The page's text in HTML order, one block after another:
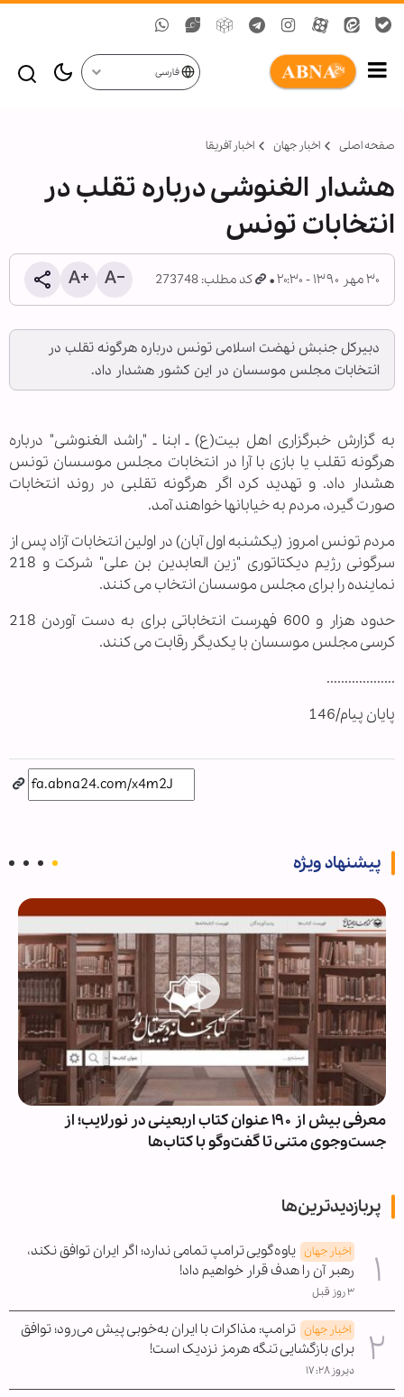
فارسی
صفحه اصلی اخبار جهان اخبار آفریقا
هشدار الغنوشی درباره تقلب در
انتخابات تونس
۳۰ مهر ۱۳۹۰ - ۲۰:۳۰ کد مطلب: 273748
دبیرکل جنبش نهضت اسلامی تونس درباره هرگونه تقلب در
انتخابات مجلس موسسان در این کشور هشدار داد.
به گزارش خبرگزاری اهل بیت(ع) ـ ابنا ـ "راشد الغنوشی" درباره
هرگونه تقلب یا بازی با آرا در انتخابات مجلس موسسان تونس
هشدار داد. و تهدید کرد اگر هرگونه تقلبی در روند انتخابات
صورت گیرد، مردم به خیابانها خواهند آمد.
مردم تونس امروز (یکشنبه اول آبان) در اولین انتخابات آزاد پس از
سرگونی رژیم دیکتاتوری "زین العابدین بن علی" شرکت و 218
نماینده را برای مجلس موسسان انتخاب می کنند.
حدود هزار و 600 فهرست انتخاباتی برای به دست آوردن 218
کرسی مجلس موسسان با یکدیگر رقابت می کنند.
...................
پایان پیام/146
پیشنهاد ویژه
معرفی بیش از ۱۹۰ عنوان کتاب اربعینی در نورلایب؛ از
جست‌وجوی متنی تا گفت‌وگو با کتاب‌ها
پربازدیدترین‌ها
اخبار جهان یاوه‌گویی ترامپ تمامی ندارد؛ اگر ایران توافق نکند،
رهبر آن را هدف قرار خواهیم داد!
۳ روز قبل
اخبار جهان ترامپ: مذاکرات با ایران به‌خوبی پیش می‌رود؛ توافق
برای بازگشایی تنگه هرمز نزدیک است!
دیروز ۱۷:۲۸